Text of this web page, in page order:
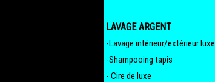
LAVAGE ARGENT
-Lavage intérieur/extérieur luxe
-Shampooing tapis
- Cire de luxe